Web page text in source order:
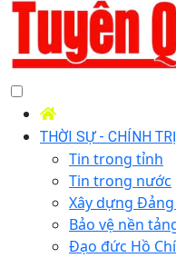
THỜI SỰ - CHÍNH TRỊ
Tin trong tỉnh
Tin trong nước
Xây dựng
Bảo vệ nền
Đạo đức Hồ